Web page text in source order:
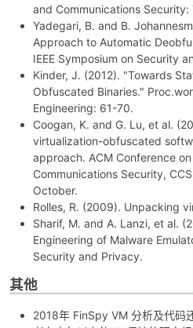
and Communications Security:
Yadegari, B. and B.
Approach to Automatic
IEEE Symposium on Security
Kinder, J. (2012). "Towards
Obfuscated Binaries."
Engineering: 61-70.
Coogan, K. and G. Lu, et al.
virtualization-obfuscated
approach. ACM Conference
Communications Security,
October.
Rolles, R. (2009). Unpacking
Sharif, M. and A. Lanzi, et al.
Engineering of Malware
Security and Privacy.
其他
2018年 FinSpy VM 分析及代码